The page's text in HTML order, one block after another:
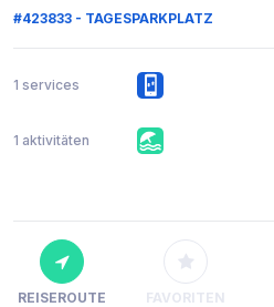
#423833 - TAGESPARKPLATZ
1 services
1 aktivitäten
REISEROUTE FAVORITEN